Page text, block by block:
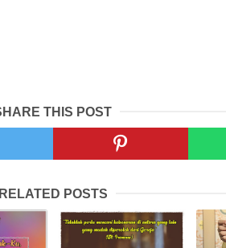
THIS POST
RELATED POSTS